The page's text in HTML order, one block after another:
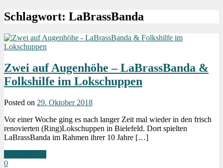
Schlagwort: LaBrassBanda
Zwei auf Augenhöhe – LaBrassBanda &
Folkshilfe im Lokschuppen
Posted on 29. Oktober 2018
Vor einer Woche ging es nach langer Zeit mal wieder in den frisch
renovierten (Ring)Lokschuppen in Bielefeld. Dort spielten
LaBrassBanda im Rahmen ihrer 10 Jahre […]
0